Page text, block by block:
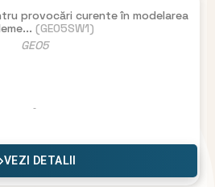
provocări curente în modelarea
(GEO5SW1)
GEO5
VEZI DETALII